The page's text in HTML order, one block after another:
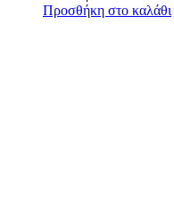
Προσθήκη στο καλάθι